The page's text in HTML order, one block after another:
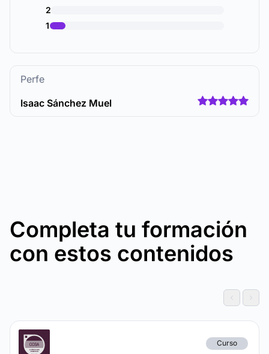
2
1
Perfe
Isaac Sánchez Muel
Completa tu formación
con estos contenidos
Curso